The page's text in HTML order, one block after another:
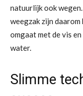
natuurlijk ook
weegzak zijn
omgaat met de vis
water.
Slimme